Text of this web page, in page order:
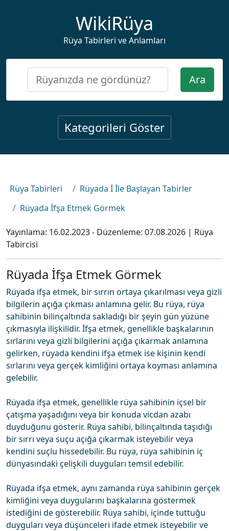
WikiRüya
Rüya Tabirleri ve Anlamları
Ara
Kategorileri Göster
Rüya Tabirleri
Rüyada İ İle Başlayan Tabirler
Rüyada İfşa Etmek Görmek
Yayınlama: 16.02.2023- Düzenleme: 07.08.2026 | Rüya
Tabircisi
Rüyada İfşa Etmek Görmek
Rüyada ifşa etmek, bir sırrın ortaya çıkarılması veya gizli
bilgilerin açığa çıkması anlamına gelir. Bu rüya, rüya
sahibinin bilinçaltında sakladığı bir şeyin gün yüzüne
çıkmasıyla ilişkilidir. İfşa etmek, genellikle başkalarının
sırlarını veya gizli bilgilerini açığa çıkarmak anlamına
gelirken, rüyada kendini ifşa etmek ise kişinin kendi
sırlarını veya gerçek kimliğini ortaya koyması anlamına
gelebilir.
Rüyada ifşa etmek, genellikle rüya sahibinin içsel bir
çatışma yaşadığını veya bir konuda vicdan azabı
duyduğunu gösterir. Rüya sahibi, bilinçaltında taşıdığı
bir sırrı veya suçu açığa çıkarmak isteyebilir veya
kendini suçlu hissedebilir. Bu rüya, rüya sahibinin iç
dünyasındaki çelişkili duyguları temsil edebilir.
Rüyada ifşa etmek, aynı zamanda rüya sahibinin gerçek
kimliğini veya duygularını başkalarına göstermek
istediğini de gösterebilir. Rüya sahibi, içinde tuttuğu
duyguları veya düşünceleri ifade etmek isteyebilir ve